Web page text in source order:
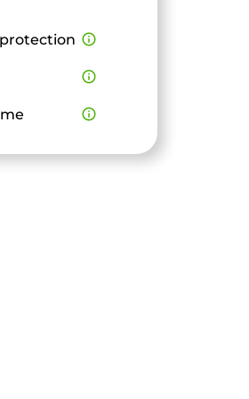
info_outline
info_outline
info_outline